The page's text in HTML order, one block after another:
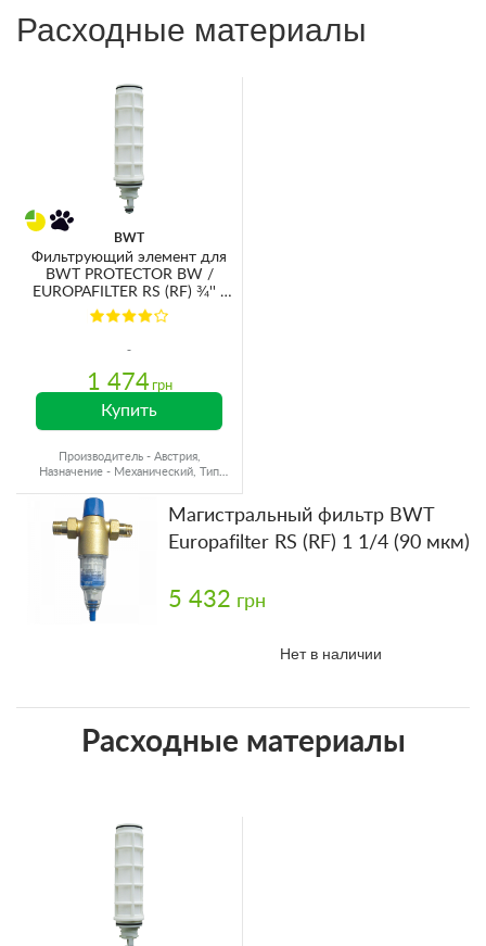
Расходные материалы
BWT
Фильтрующий элемент для
BWT PROTECTOR BW /
EUROPAFILTER RS (RF) ¾'' -
1¼'' (1-902393)
1 474 грн
Купить
Производитель - Австрия,
Назначение - Механический, Тип
Магистральный фильтр BWT
Europafilter RS (RF) 1 1/4 (90 мкм)
5 432 грн
Нет в наличии
Расходные материалы